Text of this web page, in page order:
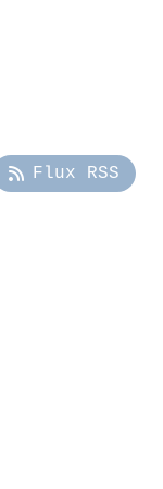
Flux RSS